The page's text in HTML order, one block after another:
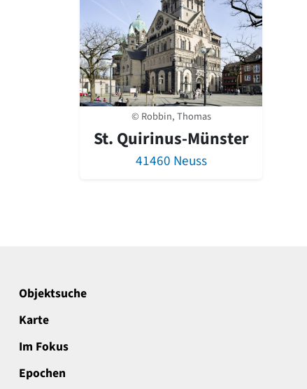
© Robbin, Thomas
St. Quirinus-Münster
41460 Neuss
Objektsuche
Karte
Im Fokus
Epochen